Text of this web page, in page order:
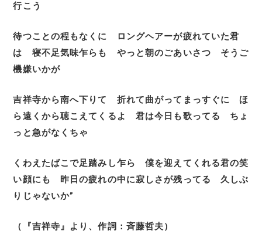
行こう
待つことの程もなくに ロングヘアーが疲れていた君
は 寝不足気味乍らも やっと朝のごあいさつ そうご
機嫌いかが
吉祥寺から南へ下りて 折れて曲がってまっすぐに ほ
ら遠くから聴こえてくるよ 君は今日も歌ってる ちょ
っと急がなくちゃ
くわえたばこで足踏みし乍ら 僕を迎えてくれる君の笑
い顔にも 昨日の疲れの中に寂しさが残ってる 久しぶ
りじゃないか”
（『吉祥寺』より、作詞：斉藤哲夫）